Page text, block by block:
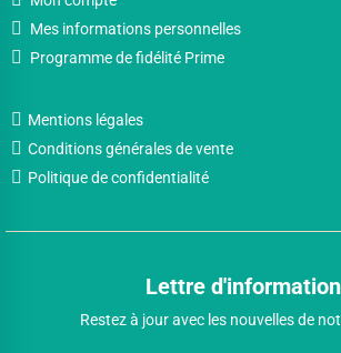
Mes informations personnelles
Programme de fidélité Prime
Mentions légales
Conditions générales de vente
Politique de confidentialité
Lettre
Restez à jour avec les nouvelles de